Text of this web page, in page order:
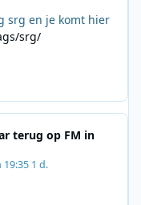
srg en je komt hier
srg/
terug op FM in
19:35 1 d.